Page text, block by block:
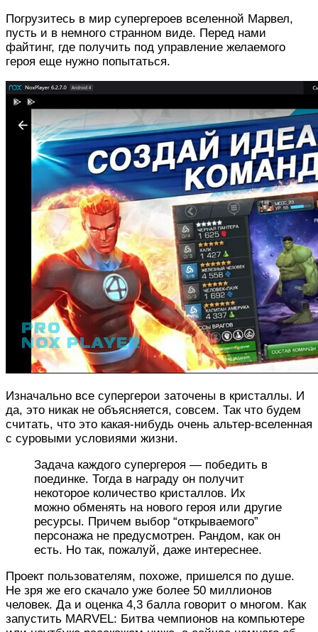
Погрузитесь в мир супергероев вселенной Марвел,
пусть и в немного странном виде. Перед нами
файтинг, где получить под управление желаемого
героя еще нужно попытаться.
Изначально все супергерои заточены в кристаллы. И
да, это никак не объясняется, совсем. Так что будем
считать, что это какая-нибудь очень альтер-вселенная
с суровыми условиями жизни.
Задача каждого супергероя — победить в
поединке. Тогда в награду он получит
некоторое количество кристаллов. Их
можно обменять на нового героя или другие
ресурсы. Причем выбор “открываемого”
персонажа не предусмотрен. Рандом, как он
есть. Но так, пожалуй, даже интереснее.
Проект пользователям, похоже, пришелся по душе.
Не зря же его скачало уже более 50 миллионов
человек. Да и оценка 4,3 балла говорит о многом. Как
запустить MARVEL: Битва чемпионов на компьютере